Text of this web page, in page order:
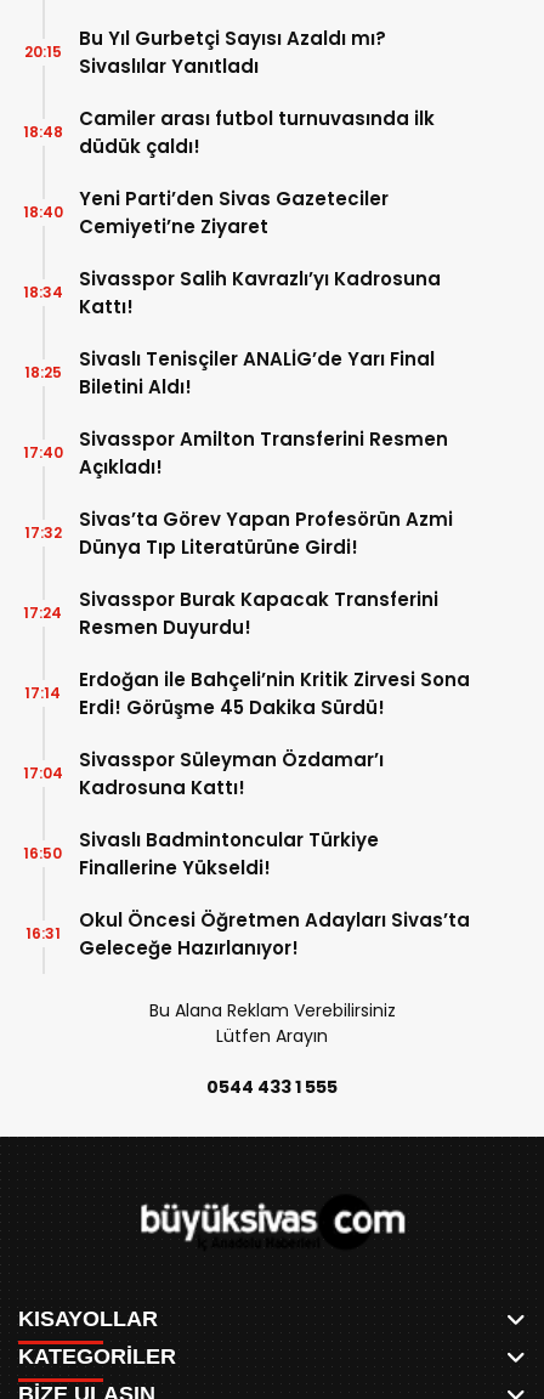
Bu Yıl Gurbetçi Sayısı Azaldı mı?
Sivaslılar Yanıtladı
20:15
Camiler arası futbol turnuvasında ilk
düdük çaldı!
18:48
Yeni Parti’den Sivas Gazeteciler
Cemiyeti’ne Ziyaret
18:40
Sivasspor Salih Kavrazlı’yı Kadrosuna
Kattı!
18:34
Sivaslı Tenisçiler ANALİG’de Yarı Final
Biletini Aldı!
18:25
Sivasspor Amilton Transferini Resmen
Açıkladı!
17:40
Sivas’ta Görev Yapan Profesörün Azmi
Dünya Tıp Literatürüne Girdi!
17:32
Sivasspor Burak Kapacak Transferini
Resmen Duyurdu!
17:24
Erdoğan ile Bahçeli’nin Kritik Zirvesi Sona
Erdi! Görüşme 45 Dakika Sürdü!
17:14
Sivasspor Süleyman Özdamar’ı
Kadrosuna Kattı!
17:04
Sivaslı Badmintoncular Türkiye
Finallerine Yükseldi!
16:50
Okul Öncesi Öğretmen Adayları Sivas’ta
Geleceğe Hazırlanıyor!
16:31
Bu Alana Reklam Verebilirsiniz
Lütfen Arayın
0544 433 1 555
KISAYOLLAR
ANASAYFA
KATEGORİLER
BİZE ULAŞIN